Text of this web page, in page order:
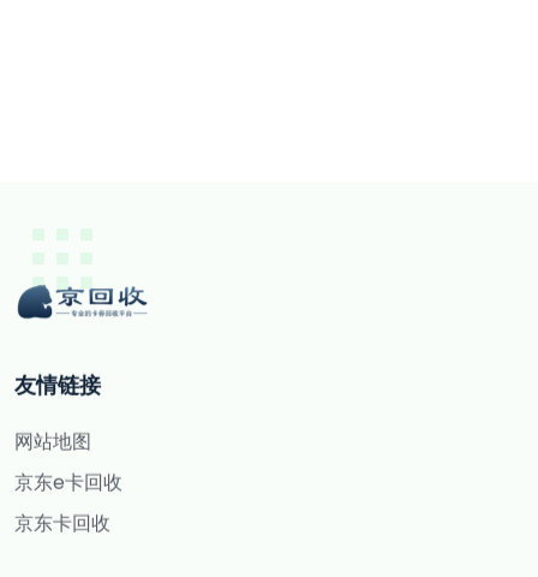
友情链接
网站地图
京东e卡回收
京东卡回收